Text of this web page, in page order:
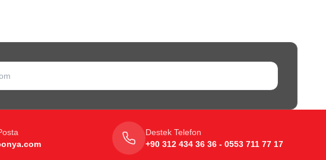
Destek Telefon
+90 312 434 36 36 - 0553 711 77 17